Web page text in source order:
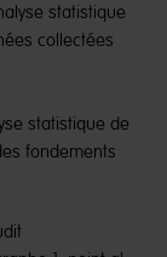
statistique
collectées
statistique de
fondements